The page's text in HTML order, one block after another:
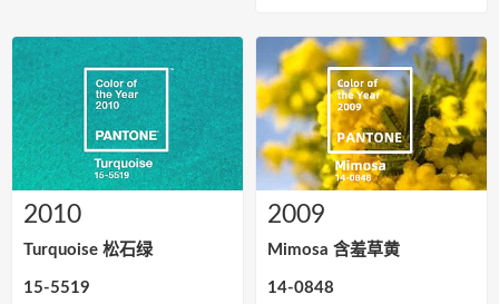
2010
Turquoise 松石绿
15-5519
2009
Mimosa 含羞草黄
14-0848